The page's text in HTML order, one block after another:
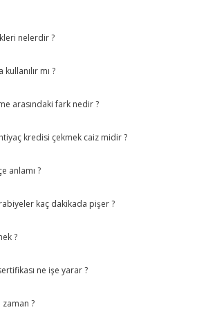
nelerdir ?
mı ?
arasındaki fark nedir ?
kredisi çekmek caiz midir ?
anlamı ?
kaç dakikada pişer ?
?
ne işe yarar ?
?